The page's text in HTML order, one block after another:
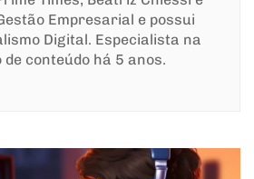
Empresarial e possui
Digital. Especialista na
de conteúdo há 5 anos.